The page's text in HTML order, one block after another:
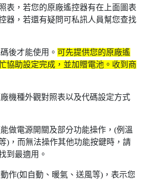
表，若您的原廠遙控器有在上面圖表
器，若還有疑問可私訊人員幫您查找
後才能使用。 可先提供您的原廠遙
協助設定完成，並加贈電池。收到商
機種外觀對照表以及代碼設定方式
做電源開關及部分功能操作，(例溫
)，而無法操作其他功能按鍵時，請
到最適用。
作(如自動、暖氣、送風等)，表示您